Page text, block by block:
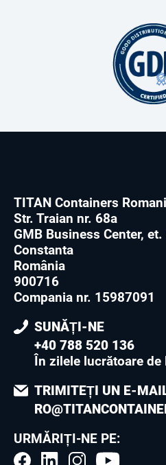
TITAN Containers
Str. Traian nr. 68a
GMB Business Center, et.
Constanta
România
900716
Compania nr. 15987091
SUNĂȚI-NE
+40 788 520 136
În zilele lucrătoare de
TRIMITEȚI UN E-
URMĂRIȚI-NE PE: